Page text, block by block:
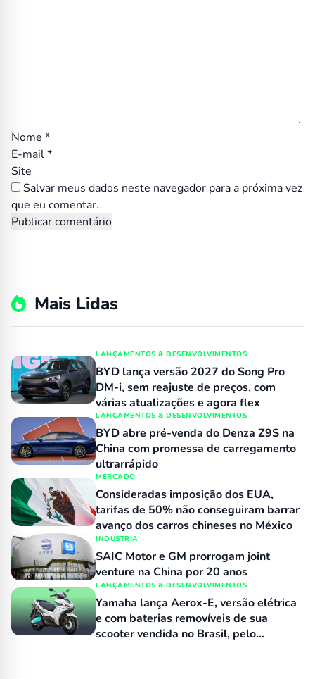
Nome *
E-mail*
Site
Salvar meus dados neste navegador para a próxima vez
que eu comentar.
Mais Lidas
LANÇAMENTOS & DESENVOLVIMENTOS
BYD lança versão 2027 do Song Pro
DM-i, sem reajuste de preços, com
várias atualizações e agora flex
LANÇAMENTOS & DESENVOLVIMENTOS
BYD abre pré-venda do Denza Z9S na
China com promessa de carregamento
ultrarrápido
MERCADO
Consideradas imposição dos EUA,
tarifas de 50% não conseguiram barrar
avanço dos carros chineses no México
INDÚSTRIA
SAIC Motor e GM prorrogam joint
venture na China por 20 anos
LANÇAMENTOS & DESENVOLVIMENTOS
Yamaha lança Aerox-E, versão elétrica
e com baterias removíveis de sua
scooter vendida no Brasil, pelo